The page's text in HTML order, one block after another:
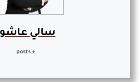
سالي عاشور